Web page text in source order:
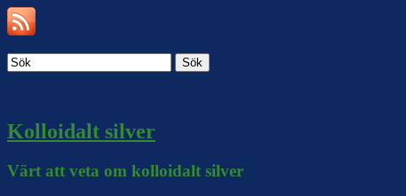
Sök
Kolloidalt silver
Värt att veta om kolloidalt silver